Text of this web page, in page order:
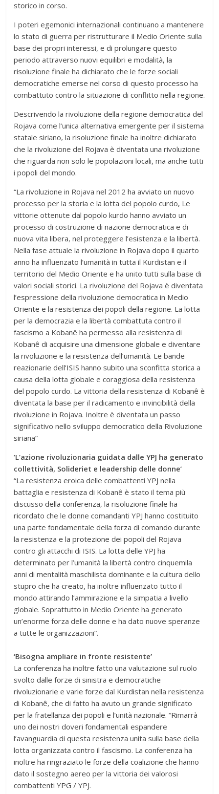
storico in corso.
I poteri egemonici internazionali continuano a mantenere
lo stato di guerra per ristrutturare il Medio Oriente sulla
base dei propri interessi, e di prolungare questo
periodo attraverso nuovi equilibri e modalità, la
risoluzione finale ha dichiarato che le forze sociali
democratiche emerse nel corso di questo processo ha
combattuto contro la situazione di conflitto nella regione.
Descrivendo la rivoluzione della regione democratica del
Rojava come l’unica alternativa emergente per il sistema
statale siriano, la risoluzione finale ha inoltre dichiarato
che la rivoluzione del Rojava è diventata una rivoluzione
che riguarda non solo le popolazioni locali, ma anche tutti
i popoli del mondo.
“La rivoluzione in Rojava nel 2012 ha avviato un nuovo
processo per la storia e la lotta del popolo curdo, Le
vittorie ottenute dal popolo kurdo hanno avviato un
processo di costruzione di nazione democratica e di
nuova vita libera, nel proteggere l’esistenza e la libertà.
Nella fase attuale la rivoluzione in Rojava dopo il quarto
anno ha influenzato l’umanità in tutta il Kurdistan e il
territorio del Medio Oriente e ha unito tutti sulla base di
valori sociali storici. La rivoluzione del Rojava è diventata
l’espressione della rivoluzione democratica in Medio
Oriente e la resistenza dei popoli della regione. La lotta
per la democrazia e la libertà combattuta contro il
fascismo a Kobanê ha permesso alla resistenza di
Kobanê di acquisire una dimensione globale e diventare
la rivoluzione e la resistenza dell’umanità. Le bande
reazionarie dell’ISIS hanno subito una sconfitta storica a
causa della lotta globale e coraggiosa della resistenza
del popolo curdo. La vittoria della resistenza di Kobanê è
diventata la base per il radicamento e invincibilità della
rivoluzione in Rojava. Inoltre è diventata un passo
significativo nello sviluppo democratico della Rivoluzione
siriana”
‘L’azione rivoluzionaria guidata dalle YPJ ha generato
collettività, Solideriet e leadership delle donne’
“La resistenza eroica delle combattenti YPJ nella
battaglia e resistenza di Kobanê è stato il tema più
discusso della conferenza, la risoluzione finale ha
ricordato che le donne comandanti YPJ hanno costituito
una parte fondamentale della forza di comando durante
la resistenza e la protezione dei popoli del Rojava
contro gli attacchi di ISIS. La lotta delle YPJ ha
determinato per l’umanità la libertà contro cinquemila
anni di mentalità maschilista dominante e la cultura dello
stupro che ha creato, ha inoltre influenzato tutto il
mondo attirando l’ammirazione e la simpatia a livello
globale. Soprattutto in Medio Oriente ha generato
un’enorme forza delle donne e ha dato nuove speranze
a tutte le organizzazioni”.
‘Bisogna ampliare in fronte resistente’
La conferenza ha inoltre fatto una valutazione sul ruolo
svolto dalle forze di sinistra e democratiche
rivoluzionarie e varie forze dal Kurdistan nella resistenza
di Kobanê, che di fatto ha avuto un grande significato
per la fratellanza dei popoli e l’unità nazionale. “Rimarrà
uno dei nostri doveri fondamentali espandere
l’avanguardia di questa resistenza unita sulla base della
lotta organizzata contro il fascismo. La conferenza ha
inoltre ha ringraziato le forze della coalizione che hanno
dato il sostegno aereo per la vittoria dei valorosi
combattenti YPG / YPJ.